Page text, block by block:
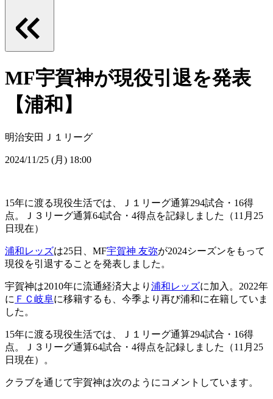
MF宇賀神が現役引退を発表
【浦和】
明治安田Ｊ１リーグ
2024/11/25 (月) 18:00
15年に渡る現役生活では、Ｊ１リーグ通算294試合・16得
点。Ｊ３リーグ通算64試合・4得点を記録しました（11月25
日現在）
浦和レッズは25日、MF宇賀神 友弥が2024シーズンをもって
現役を引退することを発表しました。
宇賀神は2010年に流通経済大より 浦和レッズに加入。2022年
に ＦＣ岐阜に移籍するも、今季より再び浦和に在籍していま
した。
15年に渡る現役生活では、Ｊ１リーグ通算294試合・16得
点。Ｊ３リーグ通算64試合・4得点を記録しました（11月25
日現在）。
クラブを通じて宇賀神は次のようにコメントしています。